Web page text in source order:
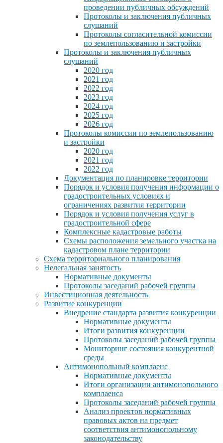
проведении публичных обсуждений
Протоколы и заключения публичных
слушаний
Протоколы согласительной комиссии
по землепользованию и застройки
Протоколы и заключения публичных
слушаний
2020 год
2021 год
2022 год
2023 год
2024 год
2025 год
2026 год
Протоколы комиссии по землепользованию
и застройки
2020 год
2021 год
2022 год
Документация по планировке территории
Порядок и условия получения информации о
градостроительных условиях и
ограничениях развития территории
Порядок и условия получения услуг в
градостроительной сфере
Комплексные кадастровые работы
Схемы расположения земельного участка на
кадастровом плане территории
Схема территориального планирования
Нелегальная занятость
Нормативные документы
Протоколы заседаний рабочей группы
Инвестиционная деятельность
Развитие конкуренции
Внедрение стандарта развития конкуренции
Нормативные документы
Итоги развития конкуренции
Протоколы заседаний рабочей группы
Мониторинг состояния конкурентной
среды
Антимонопольный комплаенс
Нормативные документы
Итоги организации антимонопольного
комплаенса
Протоколы заседаний рабочей группы
Анализ проектов нормативных
правовых актов на предмет
соответствия антимонопольному
законодательству